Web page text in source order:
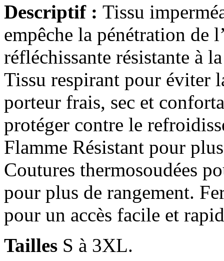
Descriptif : Tissu
empêche la pénétration de
réfléchissante résistante à
Tissu respirant pour éviter
porteur frais, sec et
protéger contre le
Flamme Résistant pour
Coutures thermosoudées
pour plus de rangement.
pour un accès facile et
Tailles S à 3XL.